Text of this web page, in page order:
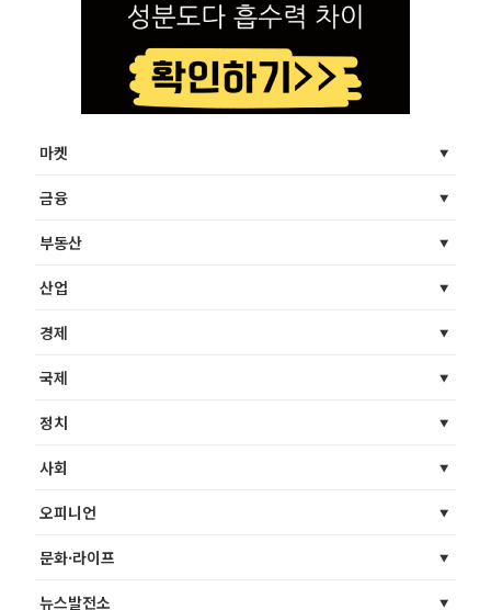
마켓
금융
부동산
산업
경제
국제
정치
사회
오피니언
문화·라이프
뉴스발전소